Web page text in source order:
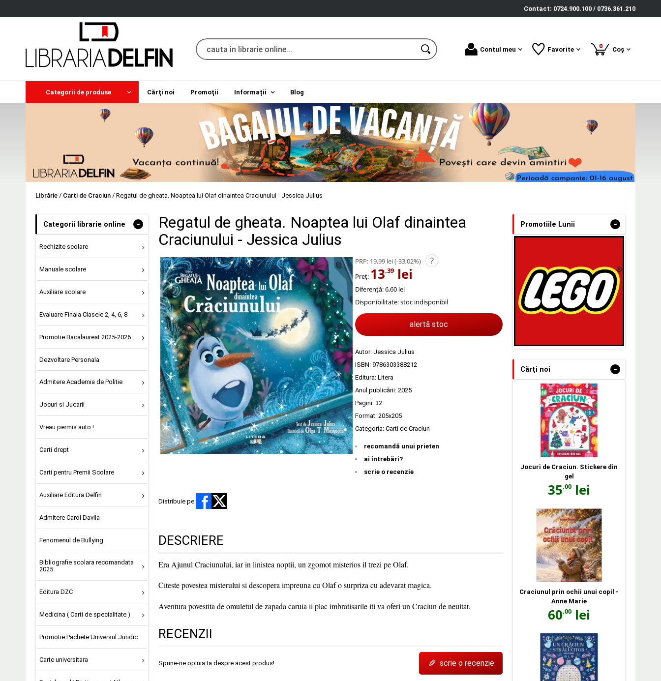
Contact: 0724.900.100 / 0736.361.210
Contul meu Favorite 0produse
Coș
Categorii de produse Cărţi noi Promoţii Informații Blog
Librărie / Carti de Craciun / Regatul de gheata. Noaptea lui Olaf dinaintea Craciunului - Jessica Julius
Categorii librarie online -
Rechizite scolare
Manuale scolare
Auxiliare scolare
Evaluare Finala Clasele 2, 4, 6, 8
Promotie Bacalaureat 2025-2026
Dezvoltare Personala
Admitere Academia de Politie
Jocuri si Jucarii
Vreau permis auto !
Carti drept
Carti pentru Premii Scolare
Auxiliare Editura Delfin
Admitere Carol Davila
Fenomenul de Bullying
Bibliografie scolara recomandata
2025
Editura DZC
Medicina ( Carti de specialitate )
Promotie Pachete Universul Juridic
Carte universitara
Regatul de gheata. Noaptea lui Olaf dinaintea
Craciunului - Jessica Julius
PRP: 19,99 lei(-33,02%) ?
Preț: 13,39 lei
Diferență: 6,60 lei
Disponibilitate:stoc indisponibil
alertă stoc
Autor: Jessica Julius
ISBN: 9786303388212
Editura: Litera
Anul publicării: 2025
Pagini: 32
Format: 205x205
Categoria: Carti de Craciun
recomandă unui prieten
ai întrebări?
scrie o recenzie
Distribuie pe:
DESCRIERE
Era Ajunul Craciunului, iar in linistea noptii, un zgomot misterios il trezi pe Olaf.
Citeste povestea misterului si descopera impreuna cu Olaf o surpriza cu adevarat magica.
Aventura povestita de omuletul de zapada caruia ii plac imbratisarile iti va oferi un Craciun de neuitat.
RECENZII
Spune-ne opinia ta despre acest produs! ✎ scrie o recenzie
Promotiile Lunii -
Cărţi noi -
Jocuri de Craciun. Stickere din
gel
35,00 lei
Craciunul prin ochii unui copil -
Anne Marie
60,00 lei